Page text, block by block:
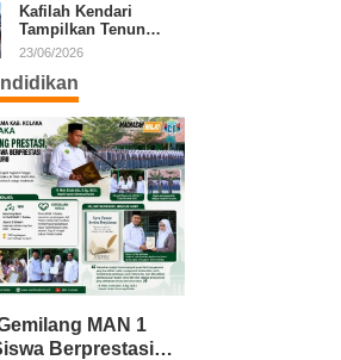
Kafilah Kendari
Tampilkan Tenun
Khas Sultra pada
Konawe
23/06/2026
MAN 1
Berprestasi